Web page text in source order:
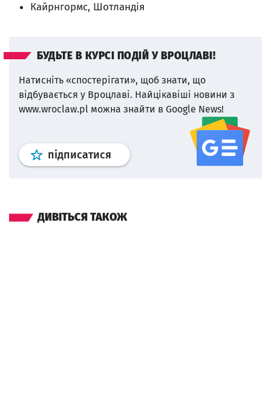
Кайрнгормс, Шотландія
БУДЬТЕ В КУРСІ ПОДІЙ У ВРОЦЛАВІ!
Натисніть «спостерігати», щоб знати, що
відбувається у Вроцлаві. Найцікавіші новини з
www.wroclaw.pl можна знайти в Google News!
підписатися Профіль google news
ДИВІТЬСЯ ТАКОЖ